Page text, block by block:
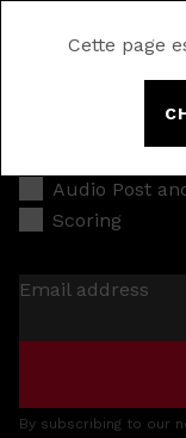
Cette page
Audio Post
Scoring
Email address
By subscribing to our